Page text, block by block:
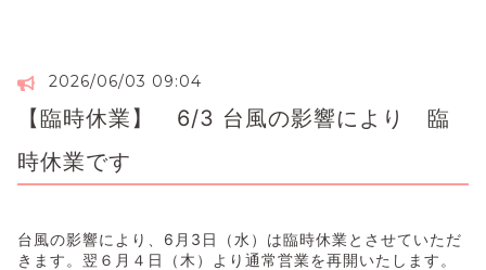
2026/06/03 09:04
【臨時休業】 6/3 台風の影響により 臨
時休業です
台風の影響により、6月3日（水）は臨時休業とさせていただ
きます。翌６月４日（木）より通常営業を再開いたします。